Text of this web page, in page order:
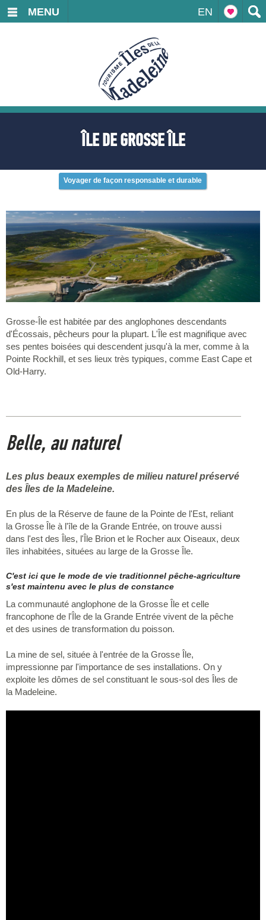
EN
MENU
ÎLE DE GROSSE ÎLE
Voyager de façon responsable et durable
Grosse-Île est habitée par des anglophones descendants
d'Écossais, pêcheurs pour la plupart. L'Île est magnifique avec
ses pentes boisées qui descendent jusqu'à la mer, comme à la
Pointe Rockhill, et ses lieux très typiques, comme East Cape et
Old-Harry.
Belle, au naturel
Les plus beaux exemples de milieu naturel préservé
des Îles de la Madeleine.
En plus de la Réserve de faune de la Pointe de l'Est, reliant
la Grosse Île à l'île de la Grande Entrée, on trouve aussi
dans l'est des Îles, l'Île Brion et le Rocher aux Oiseaux, deux
îles inhabitées, situées au large de la Grosse Île.
C'est ici que le mode de vie traditionnel pêche-agriculture
s'est maintenu avec le plus de constance
La communauté anglophone de la Grosse Île et celle
francophone de l'Île de la Grande Entrée vivent de la pêche
et des usines de transformation du poisson.
La mine de sel, située à l'entrée de la Grosse Île,
impressionne par l'importance de ses installations. On y
exploite les dômes de sel constituant le sous-sol des Îles de
la Madeleine.